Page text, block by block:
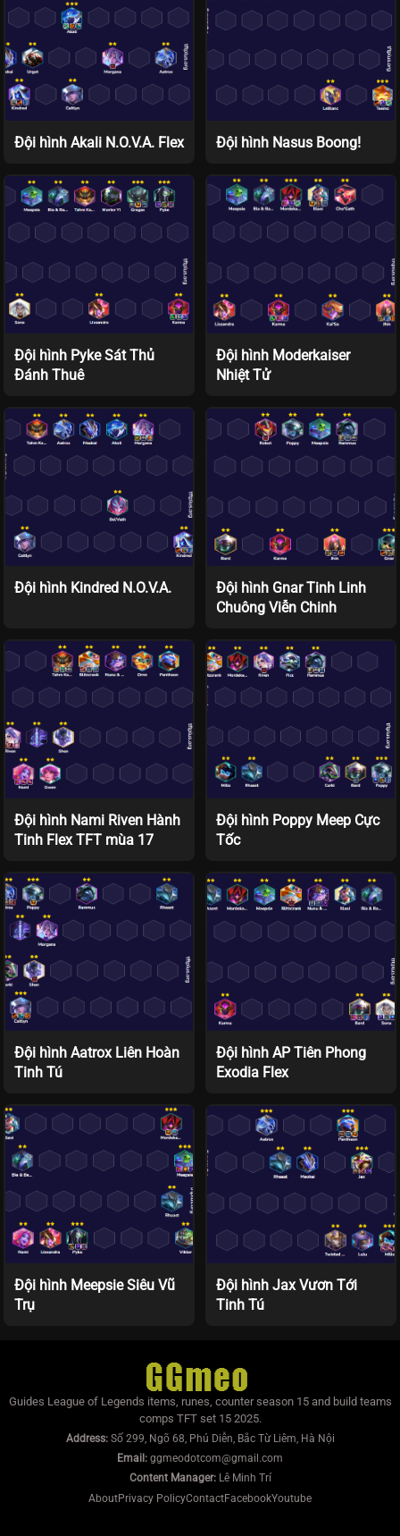
Đội hình Akali N.O.V.A. Flex Đội hình Nasus Boong!
Đội hình Pyke Sát Thủ
Đánh Thuê
Đội hình Moderkaiser
Nhiệt Tử
Đội hình Kindred N.O.V.A.
Đội hình Gnar Tinh Linh
Chuông Viễn Chinh
Đội hình Nami Riven Hành
Tinh Flex TFT mùa 17
Đội hình Poppy Meep Cực
Tốc
Đội hình Aatrox Liên Hoàn
Tinh Tú
Đội hình AP Tiên Phong
Exodia Flex
Đội hình Meepsie Siêu Vũ
Trụ
Đội hình Jax Vươn Tới
Tinh Tú
Guides League of Legends items, runes, counter season 15 and build teams
comps TFT set 15 2025.
Address:Số 299, Ngõ 68, Phú Diễn, Bắc Từ Liêm, Hà Nội
Email: ggmeodotcom@gmail.com
Content Manager:Lê Minh Trí
AboutPrivacy PolicyContactFacebookYoutube